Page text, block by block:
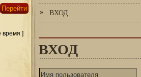
время ]
ВХОД
ВХОД